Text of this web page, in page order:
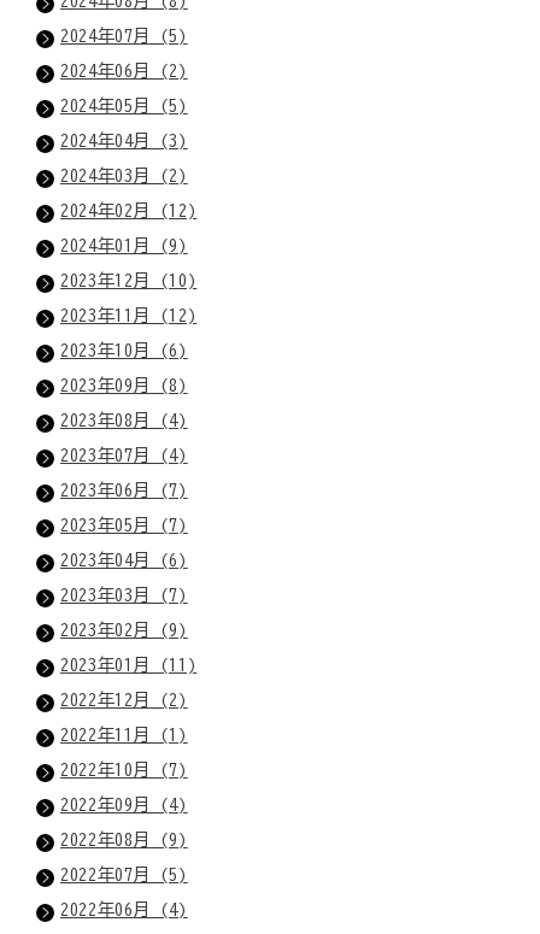
2024年07月 (5)
2024年06月 (2)
2024年05月 (5)
2024年04月 (3)
2024年03月 (2)
2024年02月 (12)
2024年01月 (9)
2023年12月 (10)
2023年11月 (12)
2023年10月 (6)
2023年09月 (8)
2023年08月 (4)
2023年07月 (4)
2023年06月 (7)
2023年05月 (7)
2023年04月 (6)
2023年03月 (7)
2023年02月 (9)
2023年01月 (11)
2022年12月 (2)
2022年11月 (1)
2022年10月 (7)
2022年09月 (4)
2022年08月 (9)
2022年07月 (5)
2022年06月 (4)